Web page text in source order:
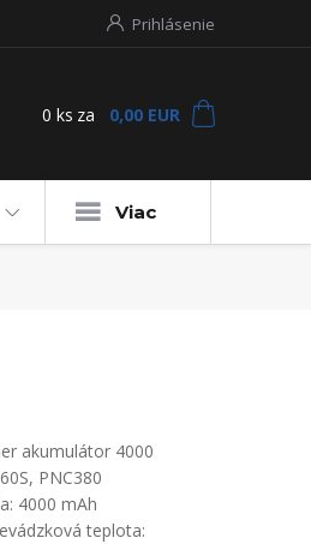
Prihlásenie
0 ks za 0,00 EUR
Viac
akumulátor 4000
PNC380
4000 mAh
teplota: